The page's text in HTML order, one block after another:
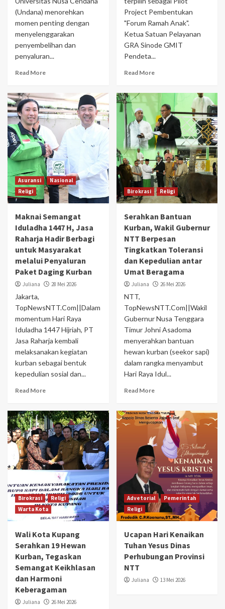
(Undana) menorehkan
momen penting dengan
menyelenggarakan
penyembelihan dan
penyaluran...
Read More
Project Pembentukan
"Forum Ramah Anak".
Ketua Satuan Pelayanan
GRA Sinode GMIT
Pendeta...
Read More
Asuransi
Nasional
Religi
Maknai Semangat
Iduladha 1447 H, Jasa
Raharja Hadir Berbagi
untuk Masyarakat
melalui Penyaluran
Paket Daging Kurban
Juliana 28 Mei 2026
Jakarta,
TopNewsNTT.Com||Dalam
momentum Hari Raya
Iduladha 1447 Hijriah, PT
Jasa Raharja kembali
melaksanakan kegiatan
kurban sebagai bentuk
kepedulian sosial dan...
Read More
Birokrasi Religi
Serahkan Bantuan
Kurban, Wakil Gubernur
NTT Berpesan
Tingkatkan Toleransi
dan Kepedulian antar
Umat Beragama
Juliana 26 Mei 2026
NTT,
TopNewsNTT.Com||Wakil
Gubernur Nusa Tenggara
Timur Johni Asadoma
menyerahkan bantuan
hewan kurban (seekor sapi)
dalam rangka menyambut
Hari Raya Idul...
Read More
Birokrasi
Religi
Warta Kota
Wali Kota Kupang
Serahkan 19 Hewan
Kurban, Tegaskan
Semangat Keikhlasan
dan Harmoni
Keberagaman
Juliana 26 Mei 2026
Advetorial
Pemerintah
Religi
Ucapan Hari Kenaikan
Tuhan Yesus Dinas
Perhubungan Provinsi
NTT
Juliana 13 Mei 2026